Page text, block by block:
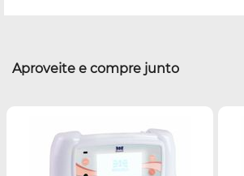
Aproveite e compre junto